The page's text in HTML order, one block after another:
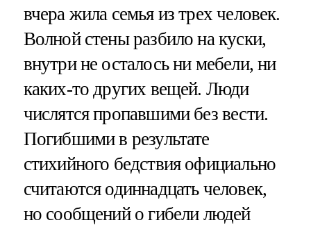
вчера жила семья из трех человек.
Волной стены разбило на куски,
внутри не осталось ни мебели, ни
каких-то других вещей. Люди
числятся пропавшими без вести.
Погибшими в результате
стихийного бедствия официально
считаются одиннадцать человек,
но сообщений о гибели людей